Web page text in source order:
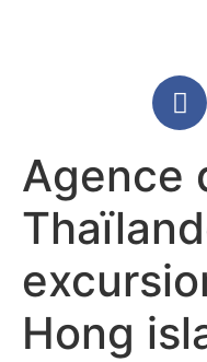
Agence
Hong